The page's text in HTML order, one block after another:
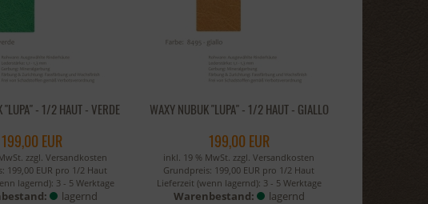
"LUPA" - 1/2 HAUT - VERDE
199,00 EUR
zzgl.Versandkosten
199,00 EUR pro 1/2 Haut
lagernd): 3 - 5 Werktage
lagernd
WAXY NUBUK "LUPA" - 1/2 HAUT - GIALLO
199,00 EUR
inkl. 19 % MwSt. zzgl.Versandkosten
Grundpreis: 199,00 EUR pro 1/2 Haut
Lieferzeit (wenn lagernd): 3 - 5 Werktage
Warenbestand:
lagernd